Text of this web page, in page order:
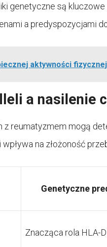
genetyczne są
a predyspozycjami
aktywności
a nasilenie
z reumatyzmem mogą
na złożoność
Genetyczne
Znacząca rola HLA-